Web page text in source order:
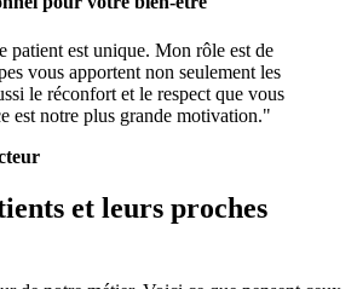
patient est unique. Mon rôle est de
vous apportent non seulement les
le réconfort et le respect que vous
est notre plus grande motivation."
et leurs proches